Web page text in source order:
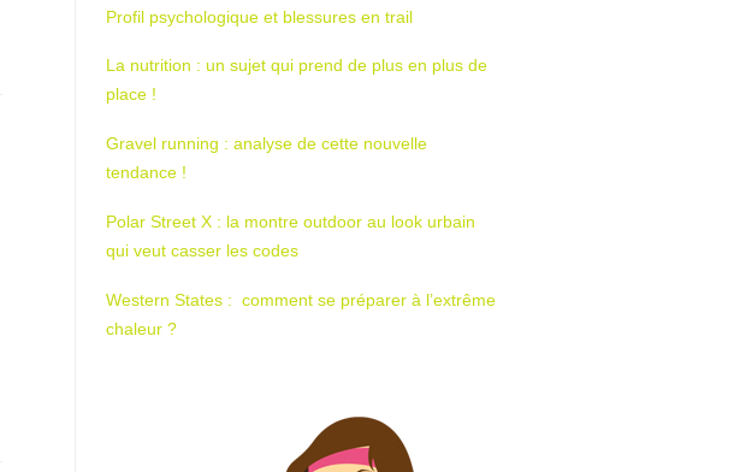
Profil psychologique et blessures en trail
La nutrition : un sujet qui prend de plus en plus de
place !
Gravel running : analyse de cette nouvelle
tendance !
Polar Street X : la montre outdoor au look urbain
qui veut casser les codes
Western States : comment se préparer à l’extrême
chaleur ?